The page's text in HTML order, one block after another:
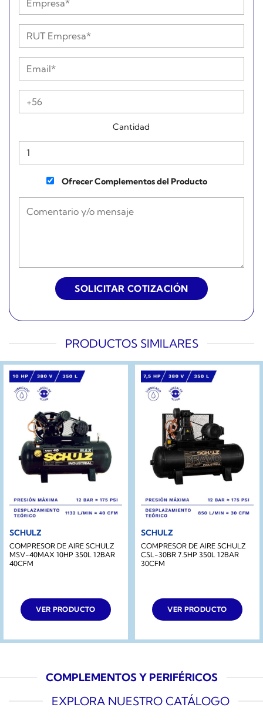
Cantidad
Ofrecer Complementos del Producto
PRODUCTOS SIMILARES
SCHULZ
COMPRESOR DE AIRE SCHULZ
MSV-40MAX 10HP 350L 12BAR
40CFM
VER PRODUCTO
SCHULZ
COMPRESOR DE AIRE SCHULZ
CSL-30BR 7.5HP 350L 12BAR
30CFM
VER PRODUCTO
COMPLEMENTOS Y PERIFÉRICOS
EXPLORA NUESTRO CATÁLOGO